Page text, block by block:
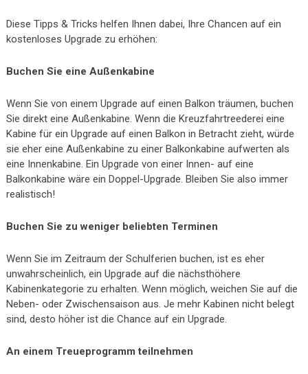
Diese Tipps & Tricks helfen Ihnen dabei, Ihre Chancen auf ein
kostenloses Upgrade zu erhöhen:
Buchen Sie eine Außenkabine
Wenn Sie von einem Upgrade auf einen Balkon träumen, buchen
Sie direkt eine Außenkabine. Wenn die Kreuzfahrtreederei eine
Kabine für ein Upgrade auf einen Balkon in Betracht zieht, würde
sie eher eine Außenkabine zu einer Balkonkabine aufwerten als
eine Innenkabine. Ein Upgrade von einer Innen- auf eine
Balkonkabine wäre ein Doppel-Upgrade. Bleiben Sie also immer
realistisch!
Buchen Sie zu weniger beliebten Terminen
Wenn Sie im Zeitraum der Schulferien buchen, ist es eher
unwahrscheinlich, ein Upgrade auf die nächsthöhere
Kabinenkategorie zu erhalten. Wenn möglich, weichen Sie auf die
Neben- oder Zwischensaison aus. Je mehr Kabinen nicht belegt
sind, desto höher ist die Chance auf ein Upgrade.
An einem Treueprogramm teilnehmen